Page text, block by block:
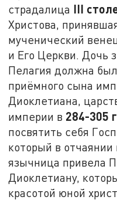
страдалица III
Христова,
мученический
и Его Церкви. Дочь
Пелагия должна
приёмного сына
Диоклетиана,
империи в 284-305
посвятить себя
который в
язычница привела
Диоклетиану,
красотой юной